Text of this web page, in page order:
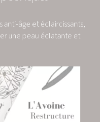
anti-âge et éclaircissants,
une peau éclatante et